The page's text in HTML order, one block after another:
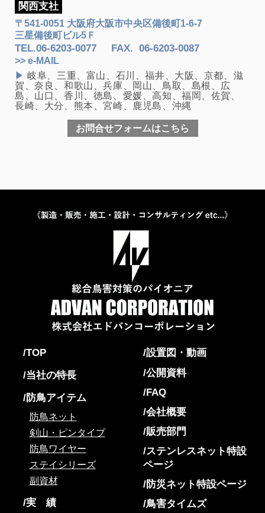
関西支社
TEL.06-6203-0077 FAX. 06-6203-0087
〒541-0051 大阪府大阪市中央区備後町1-6-7
三星備後町ビル5Ｆ
>> e-MAIL
▶岐阜、三重、富山、石川、福井、大阪、京都、滋
賀、奈良、和歌山、兵庫、岡山、鳥取、島根、広
島、山口、香川、徳島、愛媛、高知、福岡、佐賀、
長崎、大分、熊本、宮崎、鹿児島、沖縄
お問合せフォームはこちら
TOP
当社の特長
防鳥アイテム
防鳥ネット
剣山・ピンタイプ
防鳥ワイヤー
ステイシリーズ
副資材
実 績
設置図・動画
公開資料
FAQ
会社概要
販売部門
ステンレスネット特設
ページ
防災ネット特設ページ
鳥害タイムズ